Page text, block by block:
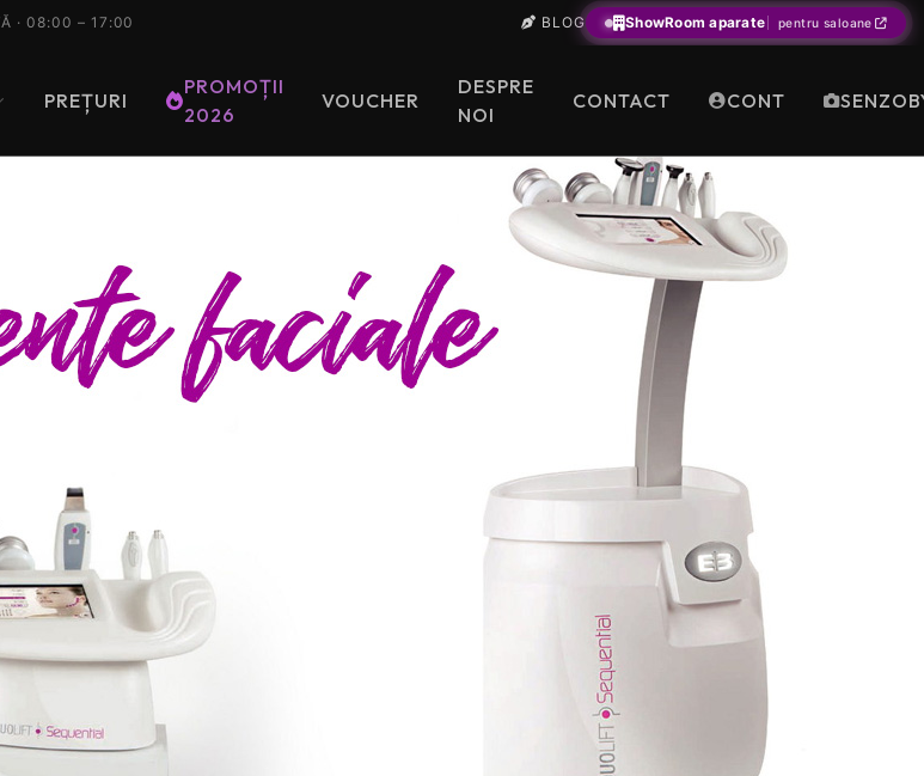
· 08:00 – 17:00 BLOG ShowRoom aparate pentru saloane
PREȚURI
PROMOȚII
2026
VOUCHER
DESPRE
NOI
CONTACT CONT